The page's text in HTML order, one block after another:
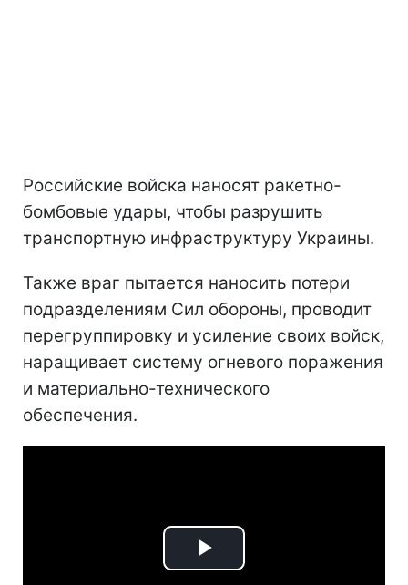
Российские войска наносят ракетно-
бомбовые удары, чтобы разрушить
транспортную инфраструктуру Украины.
Также враг пытается наносить потери
подразделениям Сил обороны, проводит
перегруппировку и усиление своих войск,
наращивает систему огневого поражения
и материально-технического
обеспечения.
Play